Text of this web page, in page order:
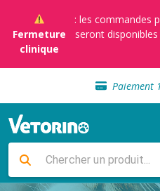
Fermeture
clinique
: les commandes
seront
Sélection de
Paiement
Livraison gratuite
Sélection de
Livraison gratuite
Retour